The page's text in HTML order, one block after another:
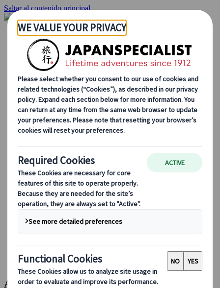
Saltar al contenido principal
Inicio
Viajes
Viajes a medida
Viajes de autor
Fly & Drive
Circuitos organizados
Excursiones
Tours de grupo a medida
Japan Rail Pass
Cómo trabajamos
Sobre nosotros
Nuestro equipo
Blog
Consejos de viaje para cada temporada
Destinos destacados
Perspectivas culturales
Experiencias gastronómicas
Recorre Japón en tren
Preguntas frecuentes
Información práctica
Etiqueta en Japón
Conducir en Japón
Reservar con nosotros
Japan Rail Pass
Alojamiento
Asesoramiento virtual
Aventura de senderismo sobre hielo a la